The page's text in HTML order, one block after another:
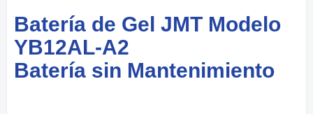
Batería de Gel JMT Modelo
YB12AL-A2
Batería sin Mantenimiento